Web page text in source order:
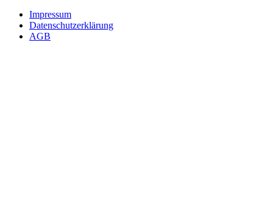
Impressum
Datenschutzerklärung
AGB